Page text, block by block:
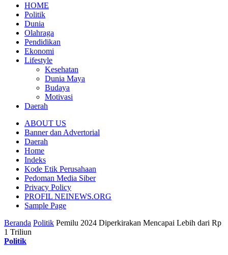
HOME
Politik
Dunia
Olahraga
Pendidikan
Ekonomi
Lifestyle
Kesehatan
Dunia Maya
Budaya
Motivasi
Daerah
ABOUT US
Banner dan Advertorial
Daerah
Home
Indeks
Kode Etik Perusahaan
Pedoman Media Siber
Privacy Policy
PROFIL NEINEWS.ORG
Sample Page
Beranda Politik Pemilu 2024 Diperkirakan Mencapai Lebih dari Rp
1 Triliun
Politik